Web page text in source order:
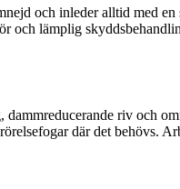
och inleder alltid med en
och lämplig
dammreducerande riv och
där det behövs.